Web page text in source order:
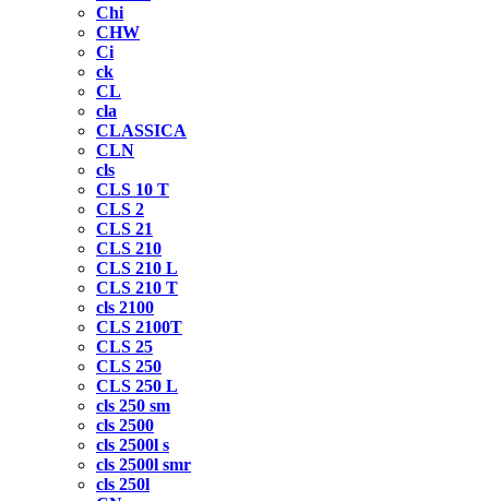
Chi
CHW
Ci
ck
CL
cla
CLASSICA
CLN
cls
CLS 10 T
CLS 2
CLS 21
CLS 210
CLS 210 L
CLS 210 T
cls 2100
CLS 2100T
CLS 25
CLS 250
CLS 250 L
cls 250 sm
cls 2500
cls 2500l s
cls 2500l smr
cls 250l